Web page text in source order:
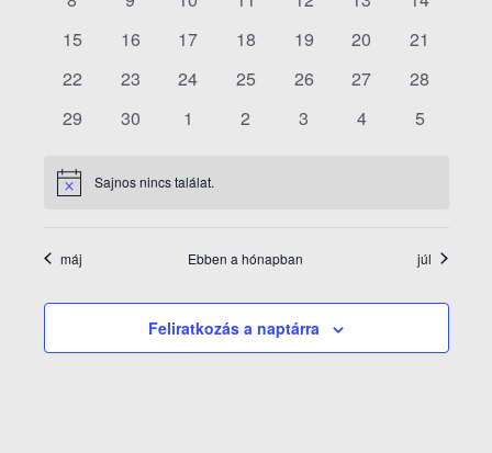
0
15
0
16
0
17
0
18
0
19
0
20
0
21
0
22
0
23
0
24
0
25
0
26
0
27
0
28
0
29
0
30
0
1
0
2
0
3
0
4
0
5
Notice Sajnos nincs találat.
máj Ebben a hónapban júl
Feliratkozás a naptárra